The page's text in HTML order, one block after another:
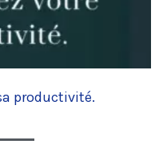
productivité.